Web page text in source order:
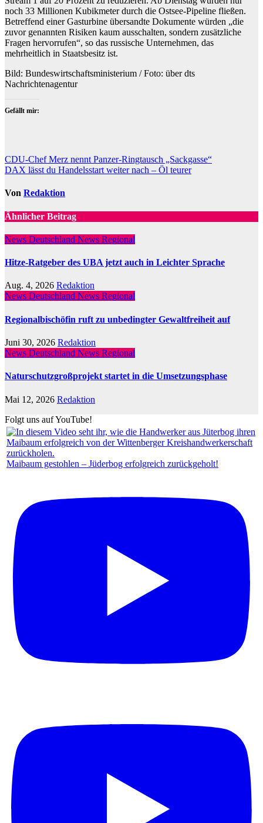
noch 33 Millionen Kubikmeter durch die Ostsee-Pipeline fließen.
Betreffend einer Gasturbine übersandte Dokumente würden „die
zuvor genannten Risiken kaum ausschalten, sondern zusätzliche
Fragen hervorrufen“, so das russische Unternehmen, das
mehrheitlich in Staatsbesitz ist.
Bild: Bundeswirtschaftsministerium / Foto: über dts
Nachrichtenagentur
Gefällt mir:
Beitragsnavigation
CDU-Chef Merz nennt Panzer-Ringtausch „Sackgasse“
DAX lässt du Handelsstart weiter nach – Öl teurer
Von Redaktion
Ähnlicher Beitrag
News Deutschland News Regional
Hitze-Ratgeber des UBA jetzt auch in Leichter Sprache
Aug. 4, 2026 Redaktion
News Deutschland News Regional
Regionalbischöfin ruft zu unbedingter Gewaltfreiheit auf
Juni 30, 2026 Redaktion
News Deutschland News Regional
Naturschutzgroßprojekt startet in die Umsetzungsphase
Mai 12, 2026 Redaktion
Folgt uns auf YouTube!
Maibaum gestohlen – Jüderbog erfolgreich zurückgeholt!